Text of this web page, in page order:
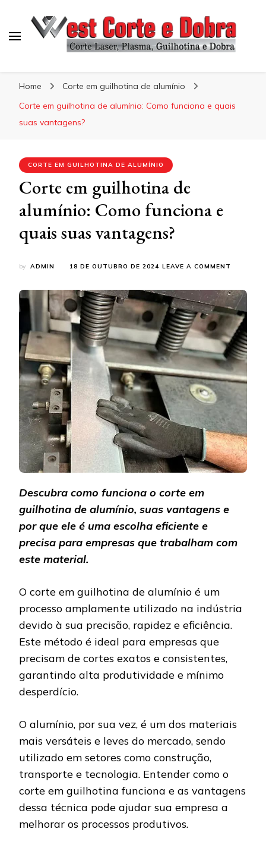
Home
Corte em guilhotina de alumínio
Corte em guilhotina de alumínio: Como funciona e quais
suas vantagens?
CORTE EM GUILHOTINA DE ALUMÍNIO
Corte em guilhotina de
alumínio: Como funciona e
quais suas vantagens?
by ADMIN 18 DE OUTUBRO DE 2024 LEAVE A COMMENT
DE
COMO
E
QUAIS
SUAS
Descubra como funciona o corte em
guilhotina de alumínio, suas vantagens e
por que ele é uma escolha eficiente e
precisa para empresas que trabalham com
este material.
O corte em guilhotina de alumínio é um
processo amplamente utilizado na indústria
devido à sua precisão, rapidez e eficiência.
Este método é ideal para empresas que
precisam de cortes exatos e consistentes,
garantindo alta produtividade e mínimo
desperdício.
O alumínio, por sua vez, é um dos materiais
mais versáteis e leves do mercado, sendo
utilizado em setores como construção,
transporte e tecnologia. Entender como o
corte em guilhotina funciona e as vantagens
dessa técnica pode ajudar sua empresa a
melhorar os processos produtivos.